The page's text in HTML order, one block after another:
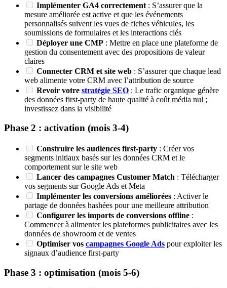
Implémenter GA4 correctement : S’assurer que la
mesure améliorée est active et que les événements
personnalisés suivent les vues de fiches véhicules, les
soumissions de formulaires et les interactions clés
Déployer une CMP : Mettre en place une plateforme de
gestion du consentement avec des propositions de valeur
claires
Connecter CRM et site web : S’assurer que chaque lead
web alimente votre CRM avec l’attribution de source
Revoir votre stratégie SEO : Le trafic organique génère
des données first-party de haute qualité à coût média nul ;
investissez dans la visibilité
Phase 2 : activation (mois 3-4)
Construire les audiences first-party : Créer vos
segments initiaux basés sur les données CRM et le
comportement sur le site web
Lancer des campagnes Customer Match : Télécharger
vos segments sur Google Ads et Meta
Implémenter les conversions améliorées : Activer le
partage de données hashées pour une meilleure attribution
Configurer les imports de conversions offline :
Commencer à alimenter les plateformes publicitaires avec les
données de showroom et de ventes
Optimiser vos campagnes Google Ads pour exploiter les
signaux d’audience first-party
Phase 3 : optimisation (mois 5-6)